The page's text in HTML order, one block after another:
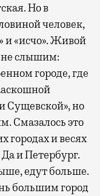
Но в
человек,
и «исчо». Живой
не слышим:
городе, где
Сущевской», но
Смазалось это
городах и весях
и Петербург.
едут больше.
большим город